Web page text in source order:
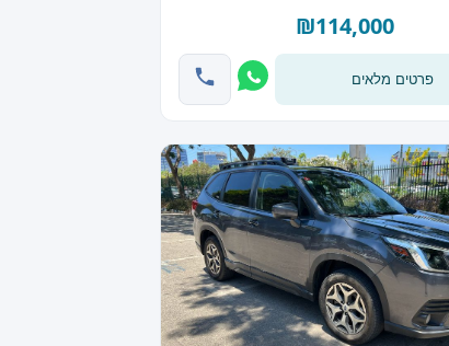
₪114,000
פרטים מלאים